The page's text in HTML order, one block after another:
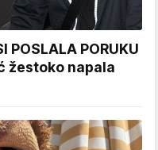
POSLALA PORUKU
žestoko napala